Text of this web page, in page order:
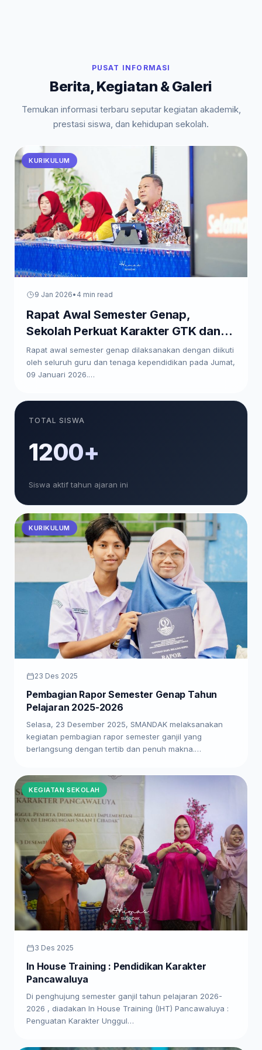
PUSAT INFORMASI
Berita, Kegiatan & Galeri
Temukan informasi terbaru seputar kegiatan akademik,
prestasi siswa, dan kehidupan sekolah.
KURIKULUM
9 Jan 2026• 4 min read
Rapat Awal Semester Genap,
Sekolah Perkuat Karakter GTK dan
Paparkan Program Kerja
Rapat awal semester genap dilaksanakan dengan diikuti
oleh seluruh guru dan tenaga kependidikan pada Jumat,
09 Januari 2026.…
TOTAL SISWA
1200+
Siswa aktif tahun ajaran ini
KURIKULUM
23 Des 2025
Pembagian Rapor Semester Genap Tahun
Pelajaran 2025-2026
Selasa, 23 Desember 2025, SMANDAK melaksanakan
kegiatan pembagian rapor semester ganjil yang
berlangsung dengan tertib dan penuh makna.…
KEGIATAN SEKOLAH
3 Des 2025
In House Training : Pendidikan Karakter
Pancawaluya
Di penghujung semester ganjil tahun pelajaran 2026-
2026 , diadakan In House Training (IHT) Pancawaluya :
Penguatan Karakter Unggul…